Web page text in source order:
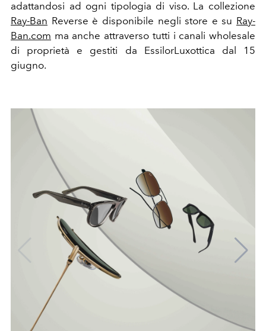
adattandosi ad ogni tipologia di viso. La collezione
Ray-Ban Reverse è disponibile negli store e su Ray-
Ban.com ma anche attraverso tutti i canali wholesale
di proprietà e gestiti da EssilorLuxottica dal 15
giugno.